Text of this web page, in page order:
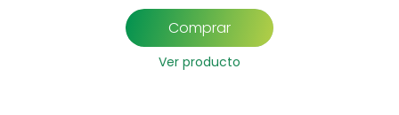
Comprar
Ver producto